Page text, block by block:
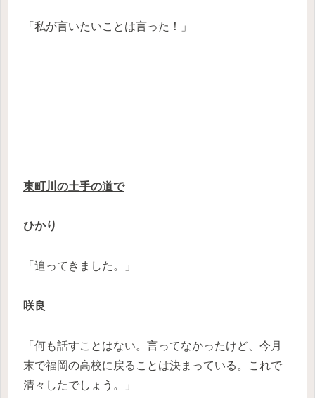
「私が言いたいことは言った！」
東町川の土手の道で
ひかり
「追ってきました。」
咲良
「何も話すことはない。言ってなかったけど、今月
末で福岡の高校に戻ることは決まっている。これで
清々したでしょう。」